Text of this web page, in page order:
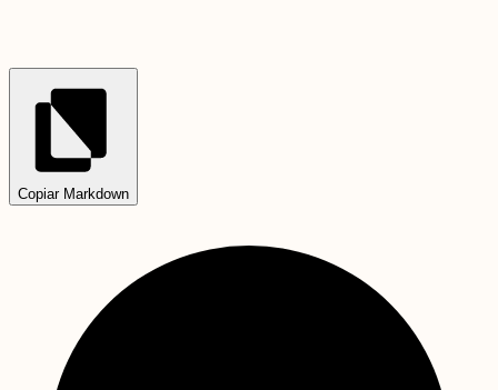
Copiar Markdown